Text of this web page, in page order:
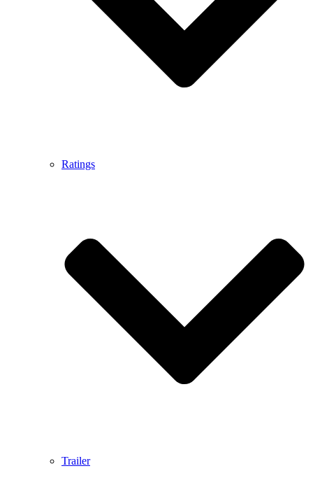
Ratings
Trailer